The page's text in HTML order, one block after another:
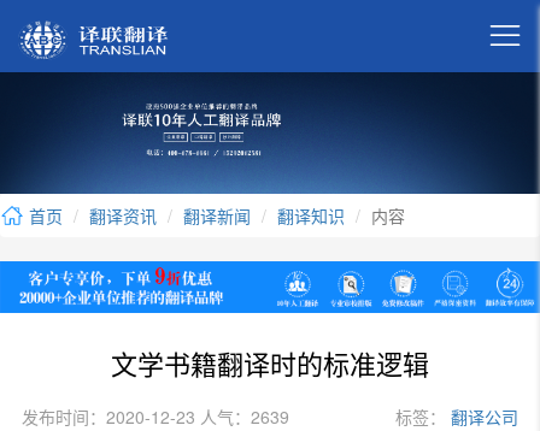

首页 翻译资讯 翻译新闻 翻译知识 内容
文学书籍翻译时的标准逻辑
发布时间：2020-12-23 人气：2639 标签： 翻译公司